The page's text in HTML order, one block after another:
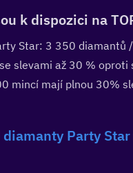
k dispozici na
Star: 3 350
slevami až 30 %
mincí mají plnou 30%
Party Star